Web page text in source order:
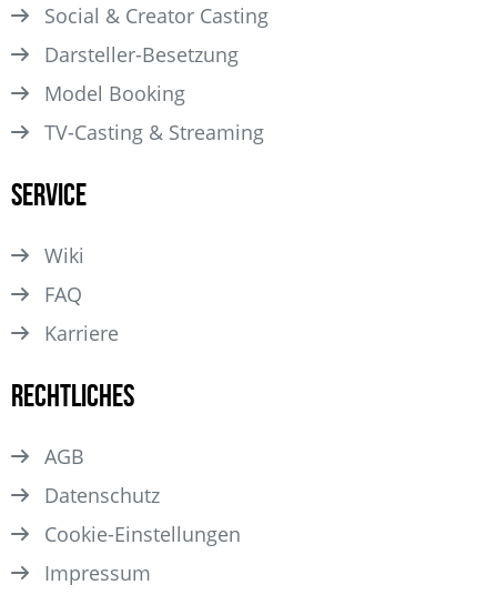
Social & Creator Casting
Darsteller­-Besetzung
Model Booking
TV-Casting & Streaming
Service
Wiki
FAQ
Karriere
Rechtliches
AGB
Datenschutz
Cookie-Einstellungen
Impressum